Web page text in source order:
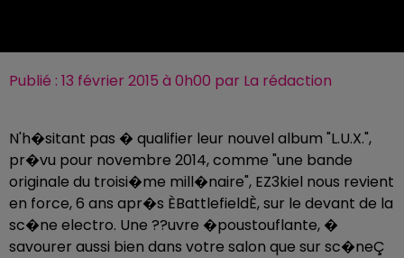
Publié : 13 février 2015 à 0h00 par La rédaction
N'h�sitant pas � qualifier leur nouvel album "L.U.X.",
pr�vu pour novembre 2014, comme "une bande
originale du troisi�me mill�naire", EZ3kiel nous revient
en force, 6 ans apr�s ÈBattlefieldÈ, sur le devant de la
sc�ne electro. Une ??uvre �poustouflante, �
savourer aussi bien dans votre salon que sur sc�neÇ